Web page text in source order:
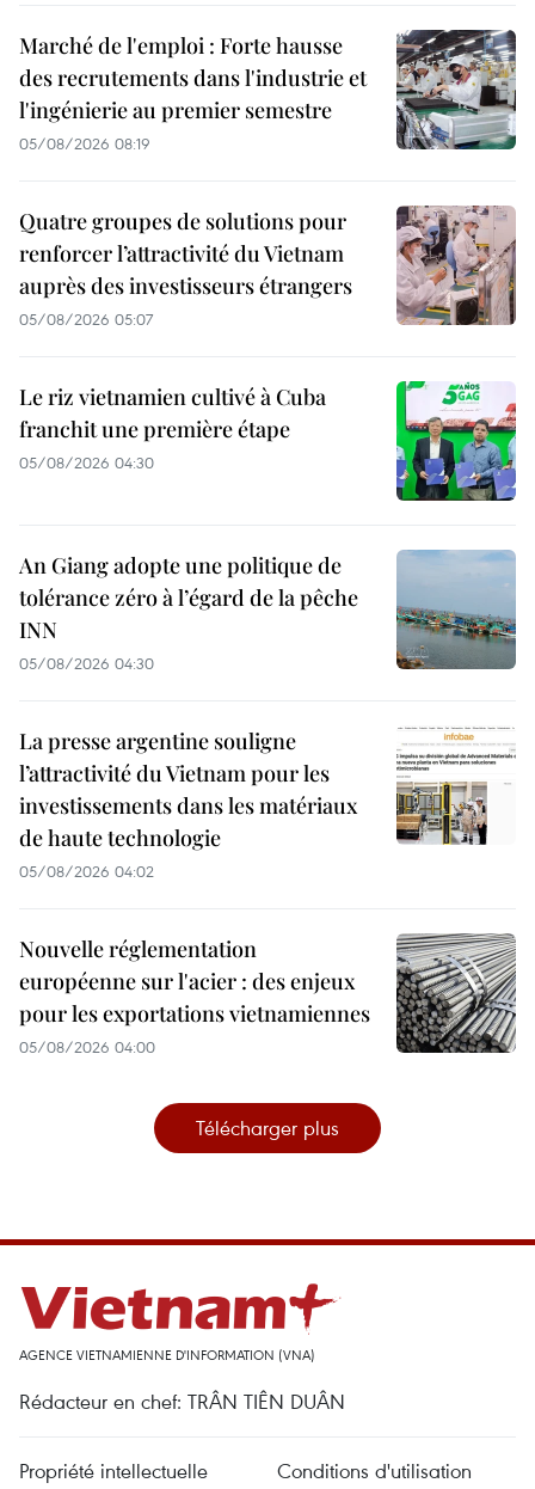
Marché de l'emploi : Forte hausse
des recrutements dans l'industrie et
l'ingénierie au premier semestre
05/08/2026 08:19
Quatre groupes de solutions pour
renforcer l’attractivité du Vietnam
auprès des investisseurs étrangers
05/08/2026 05:07
Le riz vietnamien cultivé à Cuba
franchit une première étape
05/08/2026 04:30
An Giang adopte une politique de
tolérance zéro à l’égard de la pêche
INN
05/08/2026 04:30
La presse argentine souligne
l’attractivité du Vietnam pour les
investissements dans les matériaux
de haute technologie
05/08/2026 04:02
Nouvelle réglementation
européenne sur l'acier : des enjeux
pour les exportations vietnamiennes
05/08/2026 04:00
Télécharger plus
AGENCE VIETNAMIENNE D'INFORMATION (VNA)
Rédacteur en chef: TRÂN TIÊN DUÂN
Propriété intellectuelle Conditions d'utilisation